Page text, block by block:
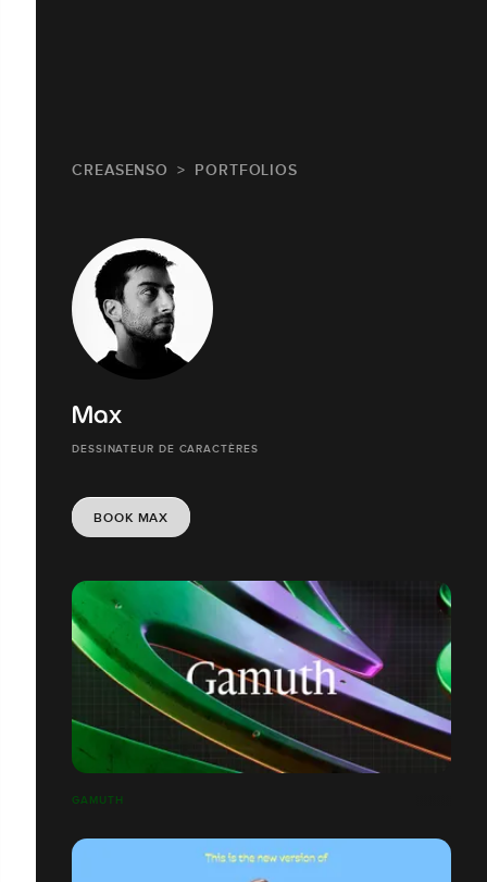
CREASENSO PORTFOLIOS
Max
DESSINATEUR DE CARACTÈRES
BOOK MAX
GAMUTH